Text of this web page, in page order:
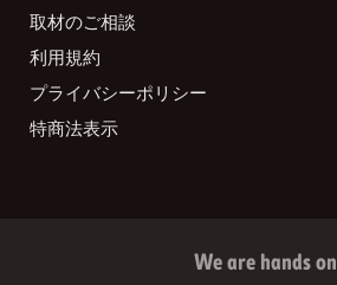
取材のご相談
利用規約
プライバシーポリシー
特商法表示
We are hands on